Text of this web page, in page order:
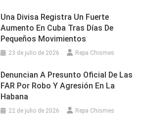
Una Divisa Registra Un Fuerte
Aumento En Cuba Tras Días De
Pequeños Movimientos
23 de julio de 2026 Repa Chismes
Denuncian A Presunto Oficial De Las
FAR Por Robo Y Agresión En La
Habana
22 de julio de 2026 Repa Chismes